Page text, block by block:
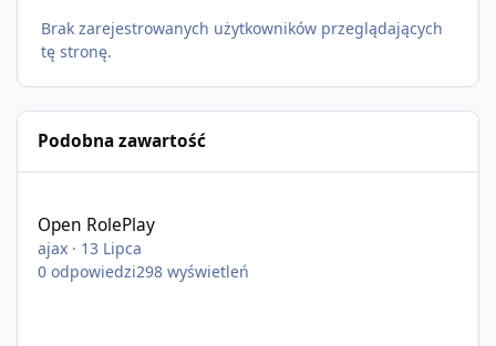
Brak zarejestrowanych użytkowników przeglądających
tę stronę.
Podobna zawartość
Open RolePlay
ajax · 13 Lipca
0 odpowiedzi298 wyświetleń